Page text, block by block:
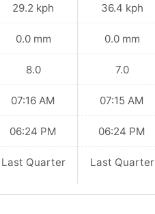
29.2 kph
0.0 mm
8.0
07:16 AM
06:24 PM
Last Quarter
36.4 kph
0.0 mm
7.0
07:15 AM
06:24 PM
Last Quarter